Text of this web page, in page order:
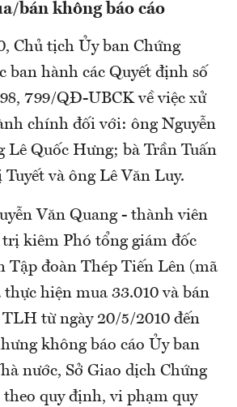
bán không báo cáo
Chủ tịch Ủy ban Chứng
ban hành các Quyết định số
799/QĐ-UBCK về việc xử
chính đối với: ông Nguyễn
Lê Quốc Hưng; bà Trần Tuấn
và ông Lê Văn Luy.
Văn Quang - thành viên
kiêm Phó tổng giám đốc
Tập đoàn Thép Tiến Lên (mã
hiện mua 33.010 và bán
TLH từ ngày 20/5/2010 đến
không báo cáo Ủy ban
nước, Sở Giao dịch Chứng
quy định, vi phạm quy